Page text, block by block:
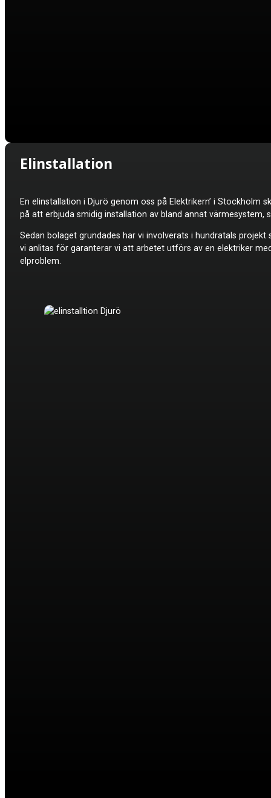
Elinstallation
En elinstallation i Djurö genom oss på Elektrikern’ i Stockholm
på att erbjuda smidig installation av bland annat
Sedan bolaget grundades har vi involverats i hundratals
vi anlitas för garanterar vi att arbetet utförs av en elektriker
elproblem.